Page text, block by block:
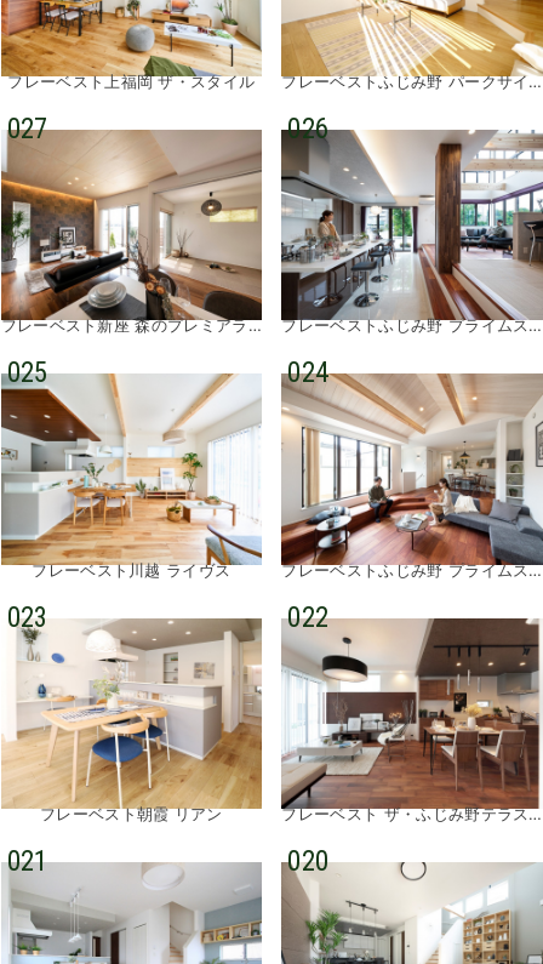
フレーベスト上福岡 ザ・スタイル フレーベストふじみ野 パークサイド
027
フレーベスト新座 森のプレミアラウンジ
026
フレーベストふじみ野 プライムステージ②
025
フレーベスト川越 ライヴス
024
フレーベストふじみ野 プライムステージ①
023
フレーベスト朝霞 リアン
022
フレーベスト ザ・ふじみ野テラス③
021 020